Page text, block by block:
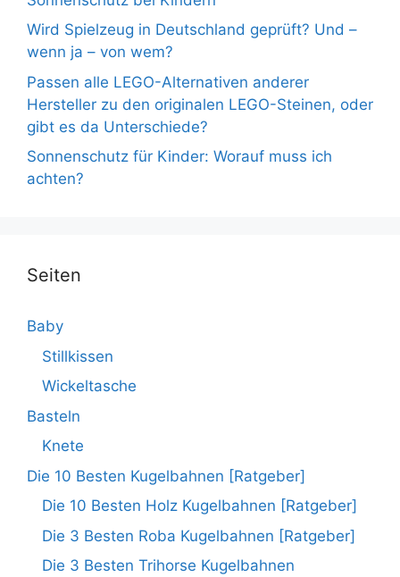
Wird Spielzeug in Deutschland geprüft? Und –
wenn ja – von wem?
Passen alle LEGO-Alternativen anderer
Hersteller zu den originalen LEGO-Steinen, oder
gibt es da Unterschiede?
Sonnenschutz für Kinder: Worauf muss ich
achten?
Seiten
Baby
Stillkissen
Wickeltasche
Basteln
Knete
Die 10 Besten Kugelbahnen [Ratgeber]
Die 10 Besten Holz Kugelbahnen [Ratgeber]
Die 3 Besten Roba Kugelbahnen [Ratgeber]
Die 3 Besten Trihorse Kugelbahnen